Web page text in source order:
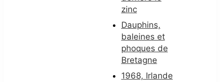
zinc
Dauphins,
baleines et
phoques de
Bretagne
1968, Irlande